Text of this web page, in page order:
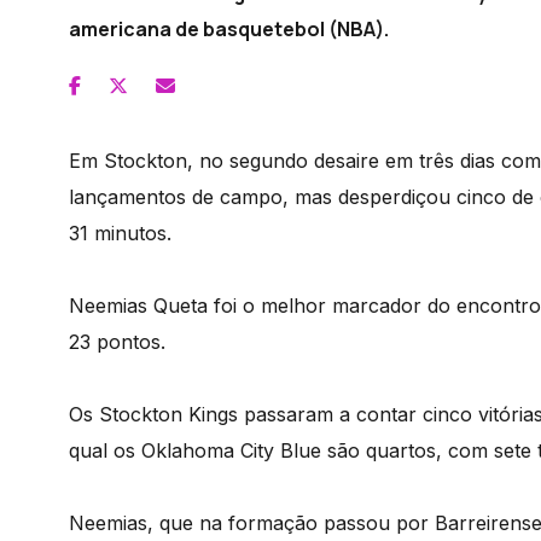
americana de basquetebol (NBA).
Em Stockton, no segundo desaire em três dias
lançamentos de campo, mas desperdiçou cinco
31 minutos.
Neemias Queta foi o melhor marcador do
23 pontos.
Os Stockton Kings passaram a contar cinco
qual os Oklahoma City Blue são quartos, com sete
Neemias, que na formação passou por